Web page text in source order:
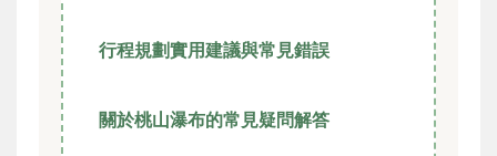
行程規劃實用建議與常見錯誤
關於桃山瀑布的常見疑問解答